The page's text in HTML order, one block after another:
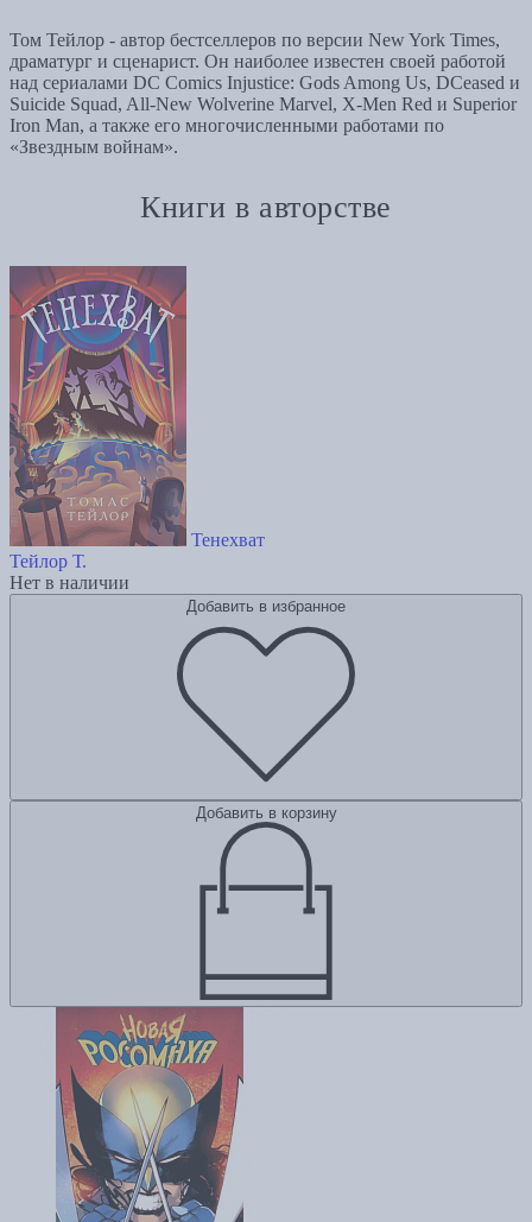
Том Тейлор - автор бестселлеров по версии New York Times,
драматург и сценарист. Он наиболее известен своей работой
над сериалами DC Comics Injustice: Gods Among Us, DCeased и
Suicide Squad, All-New Wolverine Marvel, X-Men Red и Superior
Iron Man, а также его многочисленными работами по
«Звездным войнам».
Книги в авторстве
Тенехват
Тейлор Т.
Нет в наличии
Добавить в избранное
Добавить в корзину